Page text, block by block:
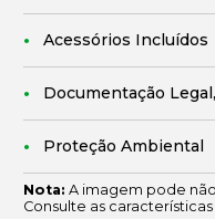
Acessórios Incluídos
Documentação
Proteção Ambiental
Nota: A imagem pode
Consulte as